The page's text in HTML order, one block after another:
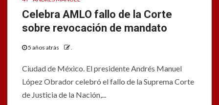
Celebra AMLO fallo de la Corte
sobre revocación de mandato
5 años atrás .
Ciudad de México. El presidente Andrés Manuel
López Obrador celebró el fallo de la Suprema Corte
de Justicia de la Nación,...